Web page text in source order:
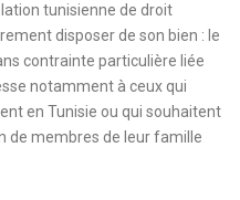
tunisienne de droit
disposer de son bien : le
contrainte particulière liée
notamment à ceux qui
en Tunisie ou qui souhaitent
de membres de leur famille